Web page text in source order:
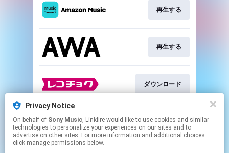
Privacy Notice
On behalf of Sony Music, Linkfire would like to use cookies and similar
technologies to personalize your experiences on our sites and to
advertise on other sites. For more information and additional choices
click manage permissions below.
再生する
再生する
ダウンロード
ダウンロード